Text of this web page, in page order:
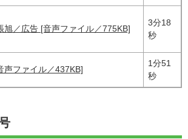
旭／広告 [音声ファイル／775KB]
3分18
秒
声ファイル／437KB]
1分51
秒